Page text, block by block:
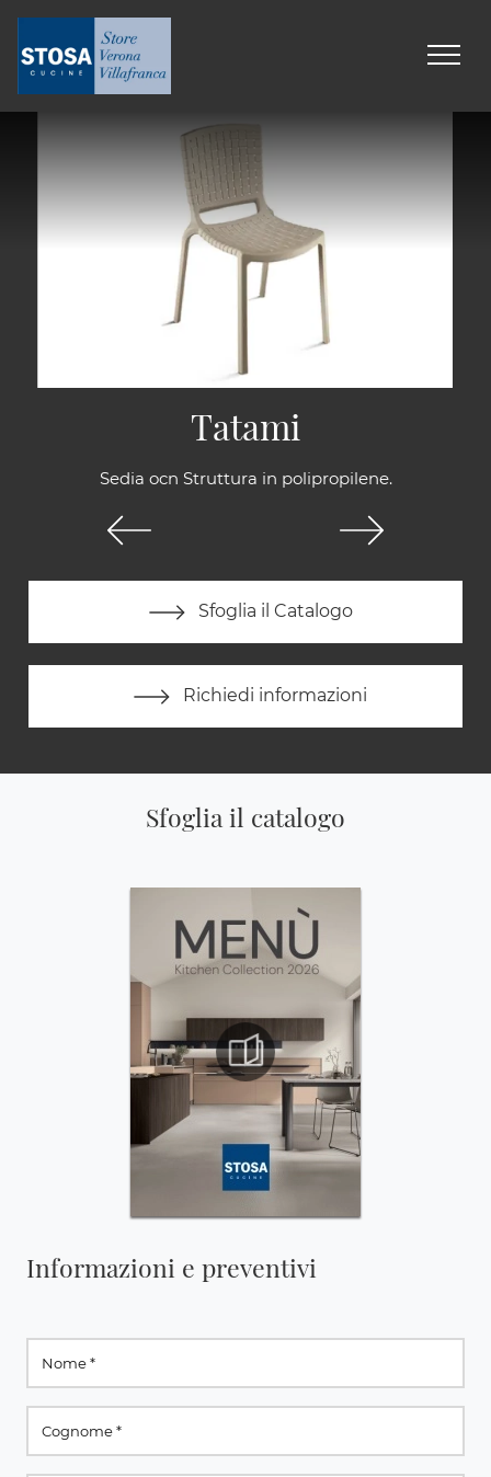
Sedia ocn Struttura in polipropilene.
Sfoglia il Catalogo
Richiedi informazioni
Tatami
Sfoglia il catalogo
Informazioni e preventivi